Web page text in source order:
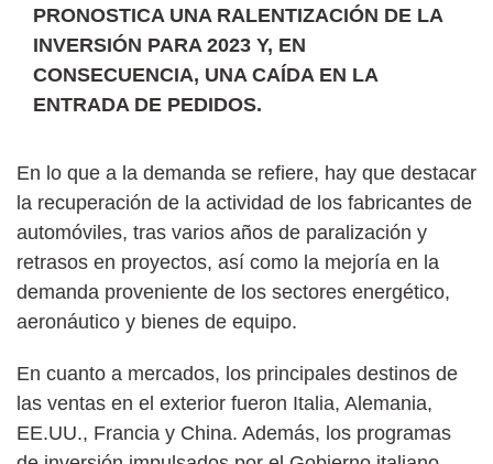
PRONOSTICA UNA RALENTIZACIÓN DE LA
INVERSIÓN PARA 2023 Y, EN
CONSECUENCIA, UNA CAÍDA EN LA
ENTRADA DE PEDIDOS.
En lo que a la demanda se refiere, hay que destacar
la recuperación de la actividad de los fabricantes de
automóviles, tras varios años de paralización y
retrasos en proyectos, así como la mejoría en la
demanda proveniente de los sectores energético,
aeronáutico y bienes de equipo.
En cuanto a mercados, los principales destinos de
las ventas en el exterior fueron Italia, Alemania,
EE.UU., Francia y China. Además, los programas